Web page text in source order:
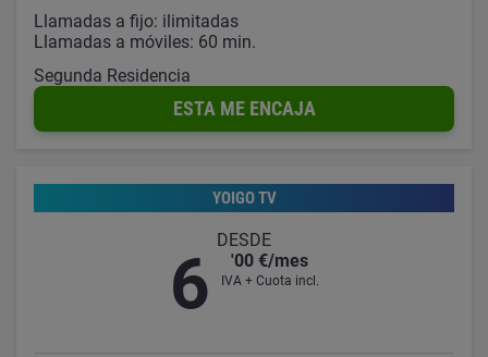
Llamadas a fijo: ilimitadas
Llamadas a móviles: 60 min.
Segunda Residencia
ESTA ME ENCAJA
YOIGO TV
DESDE
6 '00 €/mes
IVA + Cuota incl.